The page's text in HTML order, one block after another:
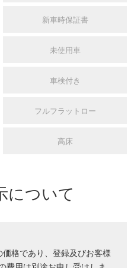
新車時保証書
未使用車
車検付き
フルフラットロー
高床
について
格であり、登録及びお客様